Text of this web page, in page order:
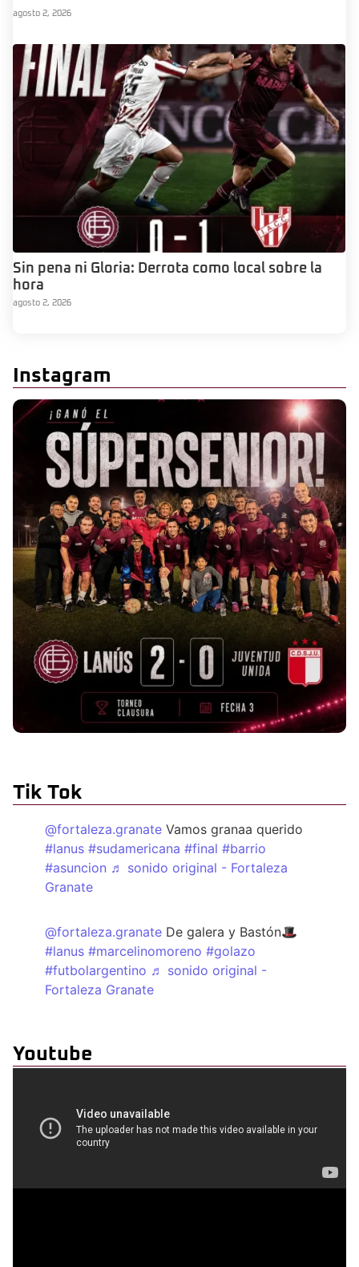
agosto 2, 2026
Sin pena ni Gloria: Derrota como local sobre la
hora
agosto 2, 2026
Instagram
Tik Tok
@fortaleza.granate Vamos granaa querido
#lanus #sudamericana #final #barrio
#asuncion ♬ sonido original - Fortaleza
Granate
@fortaleza.granate De galera y Bastón🎩
#lanus #marcelinomoreno #golazo
#futbolargentino ♬ sonido original -
Fortaleza Granate
Youtube